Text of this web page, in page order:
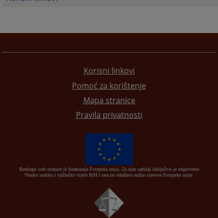
Korisni linkovi
Pomoć za korištenje
Mapa stranice
Pravila privatnosti
Redizajn web stranice je finansirala Evropska unija. Za njen sadržaj isključivo je odgovorno
Visoko sudsko i tužilačko vijeće BiH i ona ne odražava nužno stavove Evropske unije.